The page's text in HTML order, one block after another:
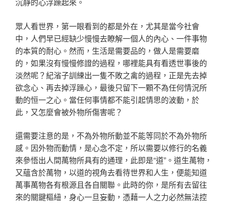
眾人看世界，第一眼看到的都是外在，尤其是當今社會
中，人們早已經缺少慢慢去瞭解一個人的內心、一件事物
的本質的耐心。然而，生活是需要品的，做人是需要磨
的，如果沒有慢慢修證的過程，哪裡能具有看透世事後的
淡然呢？紀渻子訓練出一隻不敗之禽的過程，正是先去掉
欲念心、再去掉浮躁心，最後只留下一顆不為任何情況所
動的恒一之心。當任何事情都不能引起情思的波動，於
此，又怎麼會被外物所傷害呢？
還需要注意的是，不為外物所動並不能等同於不為外物所
感。因外物而動情，是心念不定，所以需要以修行的名義
來參悟出人間萬物所具有的通理，此即是“道”。道生萬物，
又蘊含於萬物，以道的視角去看待世界和人生，便能知道
萬事萬物各有根源且各自關聯。此時的你，是所有去留往
來的關鍵樞紐，身心一旦妄動，憑藉一人之力必然無法控